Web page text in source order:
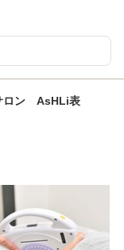
ロン AsHLi表